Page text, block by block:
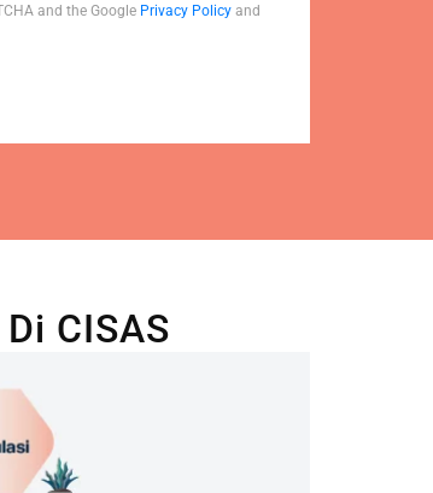
and the Google Privacy Policy and
CISAS